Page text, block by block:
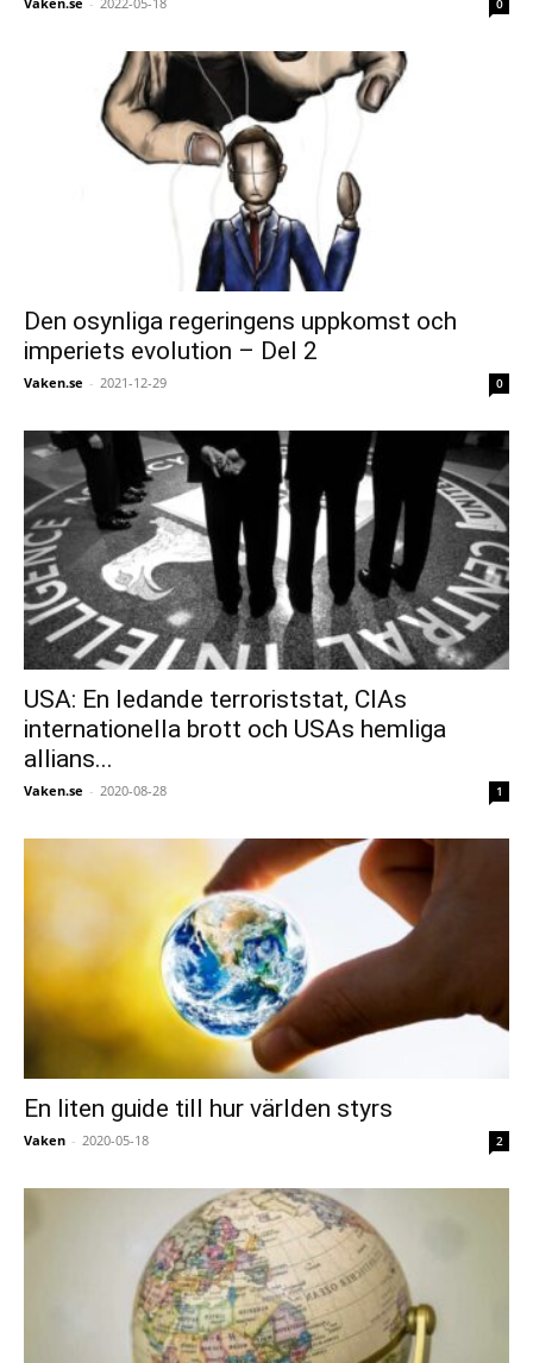
0
Den osynliga regeringens uppkomst och
imperiets evolution – Del 2
Vaken.se - 2021-12-29 0
USA: En ledande terroriststat, CIAs
internationella brott och USAs hemliga
allians...
Vaken.se - 2020-08-28 1
En liten guide till hur världen styrs
Vaken - 2020-05-18 2